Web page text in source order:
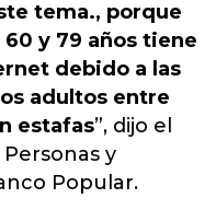
tema., porque
y 79 años tiene
debido a las
adultos entre
estafas”, dijo el
y
Popular.